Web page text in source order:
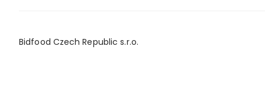
Bidfood Czech Republic s.r.o.